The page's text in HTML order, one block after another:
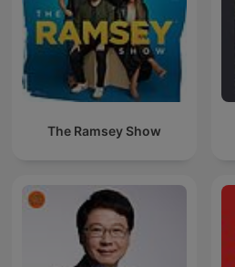
The Ramsey Show